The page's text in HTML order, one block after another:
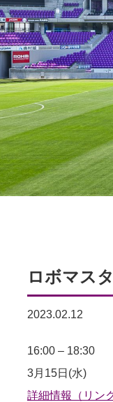
ロボマス
2023.02.12
ロ
ボ
マ
16:00 – 18:30
3月15日(水)
詳細情報（リン